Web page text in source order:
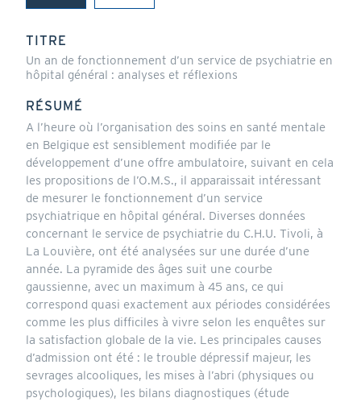
(onglet
TITRE
Un an de fonctionnement d’un service de psychiatrie en
hôpital général : analyses et réflexions
RÉSUMÉ
A l’heure où l’organisation des soins en santé mentale
en Belgique est sensiblement modifiée par le
développement d’une offre ambulatoire, suivant en cela
les propositions de l’O.M.S., il apparaissait intéressant
de mesurer le fonctionnement d’un service
psychiatrique en hôpital général. Diverses données
concernant le service de psychiatrie du C.H.U. Tivoli, à
La Louvière, ont été analysées sur une durée d’une
année. La pyramide des âges suit une courbe
gaussienne, avec un maximum à 45 ans, ce qui
correspond quasi exactement aux périodes considérées
comme les plus difficiles à vivre selon les enquêtes sur
la satisfaction globale de la vie. Les principales causes
d’admission ont été : le trouble dépressif majeur, les
sevrages alcooliques, les mises à l’abri (physiques ou
psychologiques), les bilans diagnostiques (étude